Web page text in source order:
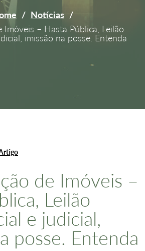
/ Notícias /
Imóveis – Hasta Pública, Leilão
imissão na posse. Entenda
de Imóveis –
Leilão
e judicial,
posse. Entenda